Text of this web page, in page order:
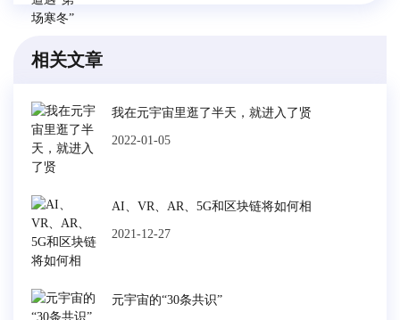
相关文章
我在元宇宙里逛了半天，就进入了贤
2022-01-05
AI、VR、AR、5G和区块链将如何相
2021-12-27
元宇宙的“30条共识”